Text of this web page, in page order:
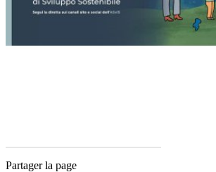
Partager la page